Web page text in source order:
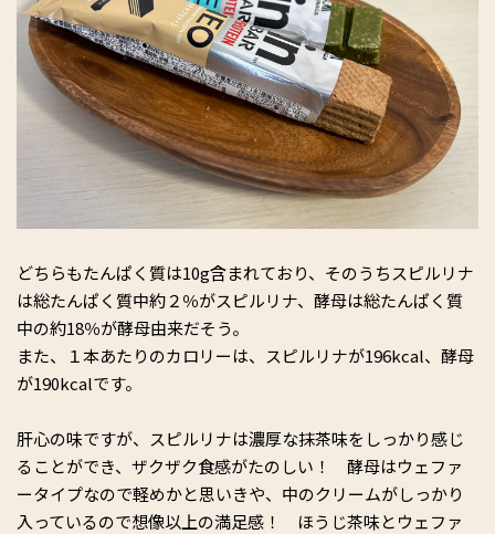
どちらもたんぱく質は10g含まれており、そのうちスピルリナ
は総たんぱく質中約２％がスピルリナ、酵母は総たんぱく質
中の約18％が酵母由来だそう。
また、１本あたりのカロリーは、スピルリナが196kcal、酵母
が190kcalです。
肝心の味ですが、スピルリナは濃厚な抹茶味をしっかり感じ
ることができ、ザクザク食感がたのしい ！ 酵母はウェファ
ータイプなので軽めかと思いきや、中のクリームがしっかり
入っているので想像以上の満足感！ ほうじ茶味とウェファ